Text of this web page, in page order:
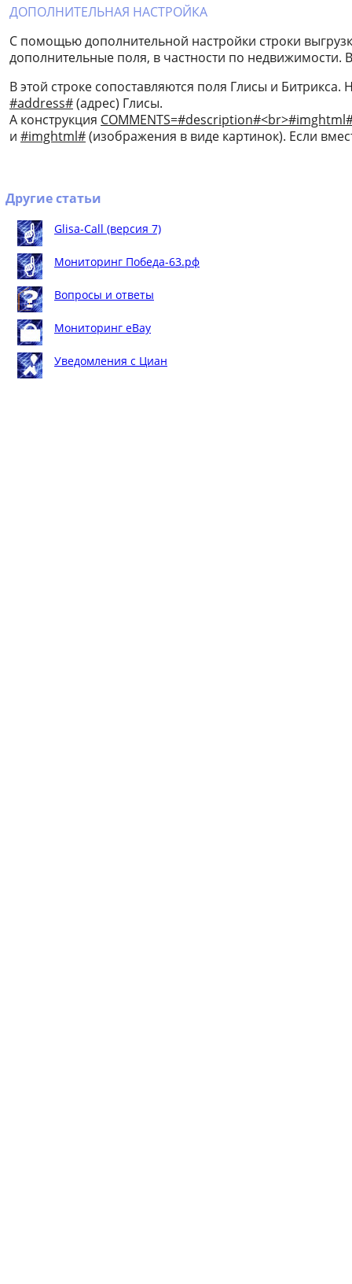
ДОПОЛНИТЕЛЬНАЯ НАСТРОЙКА
С помощью дополнительной настройки строки
дополнительные поля, в частности по недвижимости.
В этой строке сопоставляются поля Глисы и
#address#(адрес) Глисы.
А конструкция
и #imghtml#(изображения в виде картинок). Если
Другие статьи
Glisa-Call (версия 7)
Мониторинг Победа-63.рф
Вопросы и ответы
Мониторинг eBay
Уведомления с Циан